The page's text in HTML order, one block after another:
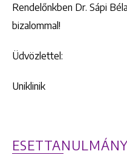
Rendelőnkben Dr. Sápi
bizalommal!
Üdvözlettel:
Uniklinik